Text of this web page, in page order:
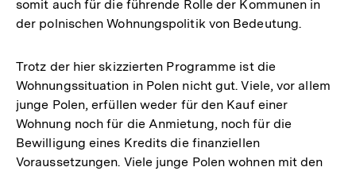
somit auch für die führende Rolle der Kommunen in
der polnischen Wohnungspolitik von Bedeutung.
Trotz der hier skizzierten Programme ist die
Wohnungssituation in Polen nicht gut. Viele, vor allem
junge Polen, erfüllen weder für den Kauf einer
Wohnung noch für die Anmietung, noch für die
Bewilligung eines Kredits die finanziellen
Voraussetzungen. Viele junge Polen wohnen mit den